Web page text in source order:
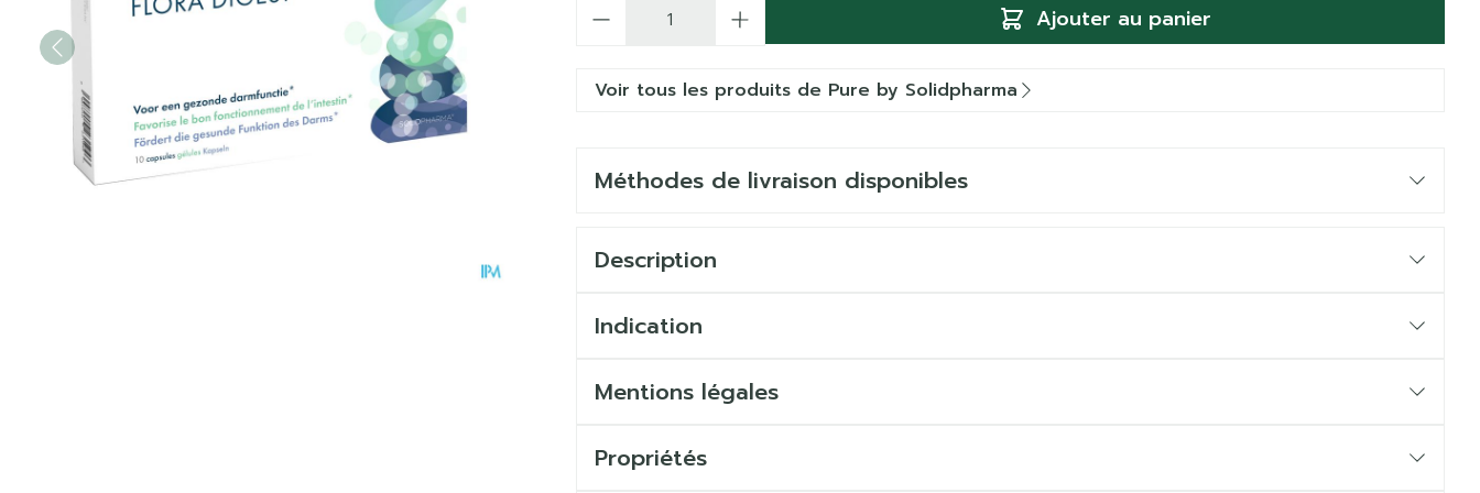
Ajouter au panier
Voir tous les produits de Pure by Solidpharma
Méthodes de livraison disponibles
Description
Indication
Mentions légales
Propriétés